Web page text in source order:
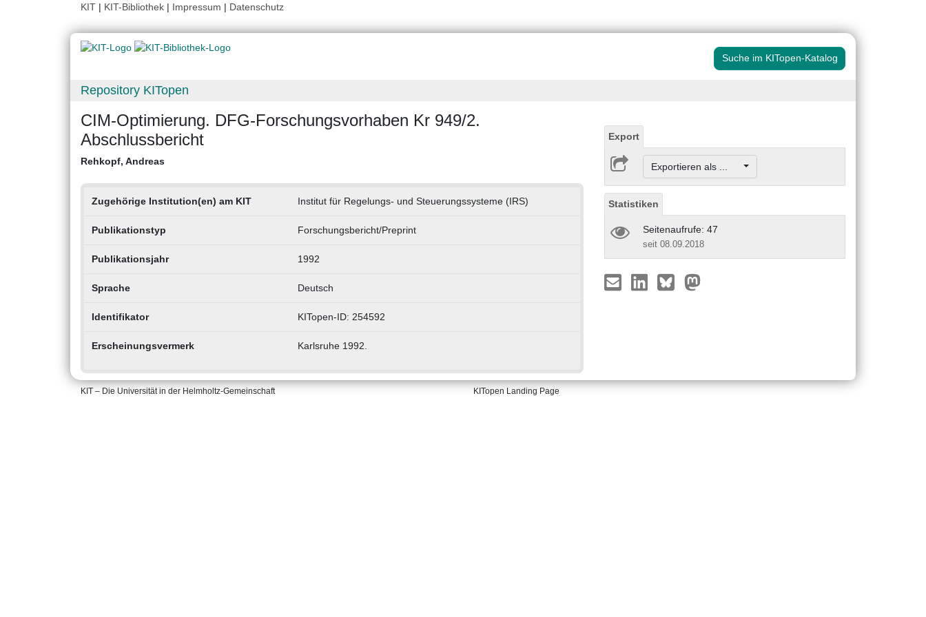
KIT | KIT-Bibliothek | Impressum | Datenschutz
Suche im KITopen-Katalog
Repository KITopen
CIM-Optimierung. DFG-Forschungsvorhaben Kr 949/2.
Abschlussbericht
Rehkopf, Andreas
Zugehörige Institution(en) am KIT Institut für Regelungs- und Steuerungssysteme (IRS)
Publikationstyp Forschungsbericht/Preprint
Publikationsjahr 1992
Sprache Deutsch
Identifikator KITopen-ID: 254592
Erscheinungsvermerk Karlsruhe 1992.
Export
Exportieren als ...
Statistiken
Seitenaufrufe: 47
seit 08.09.2018
KIT – Die Universität in der Helmholtz-Gemeinschaft KITopen Landing Page